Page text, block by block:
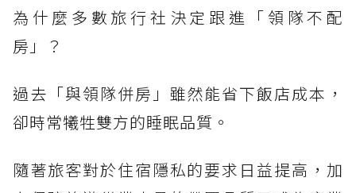
為什麼多數旅行社決定跟進「領隊不配
房」？
過去「與領隊併房」雖然能省下飯店成本，
卻時常犧牲雙方的睡眠品質。
隨著旅客對於住宿隱私的要求日益提高，加